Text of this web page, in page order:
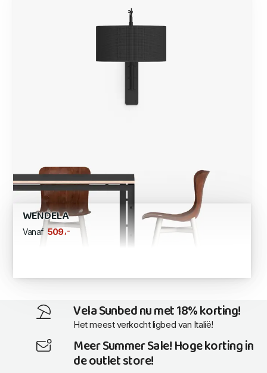
WENDELA
Vanaf 509,-
Vela Sunbed nu met 18% korting!
Het meest verkocht ligbed van Italië!
Meer Summer Sale! Hoge korting in
de outlet store!